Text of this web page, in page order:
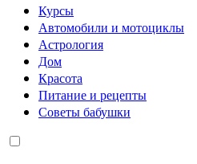
Курсы
Автомобили и мотоциклы
Астрология
Дом
Красота
Питание и рецепты
Советы бабушки